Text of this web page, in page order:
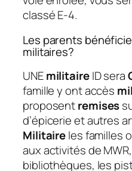
classé E-4.
Les parents
militaires?
UNEmilitaireID sera
famille y ont accès
proposentremises
d’épicerie et autres
Militaireles familles
aux activités de
bibliothèques, les